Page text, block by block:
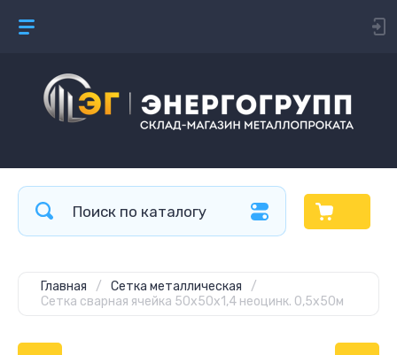
Главная / Сетка металлическая
/
Сетка сварная ячейка 50х50х1,4 неоцинк. 0,5х50м